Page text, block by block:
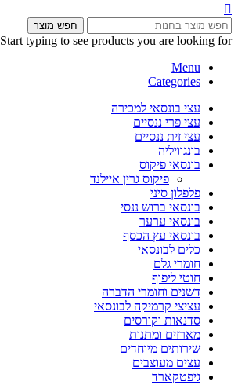
חפש מוצר
Start typing to see products you are looking for.
Menu
Categories
עצי בונסאי למכירה
עצי פרי ננסיים
עצי זית ננסיים
בונגוויליה
בונסאי פיקוס
פיקוס גרין איילנד
פלפלון סיני
בונסאי ברוש ננסי
בונסאי ערער
בונסאי עץ הכסף
כלים לבונסאי
חומרי גלם
חוטי ליפוף
דשנים וחומרי הדברה
עציצי קרמיקה לבונסאי
סדנאות וקורסים
מארזים ומתנות
שירותים מיוחדים
עצים מעוצבים
גיפטקארד